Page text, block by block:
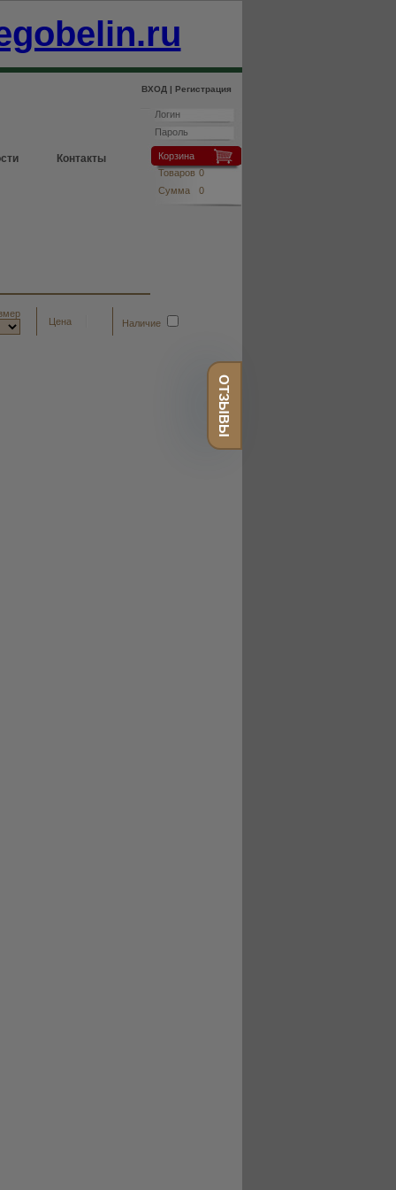
ВХОД | Регистрация
Корзина
Товаров 0
Сумма
0
Контакты
Цена Наличие
ОТЗЫВЫ